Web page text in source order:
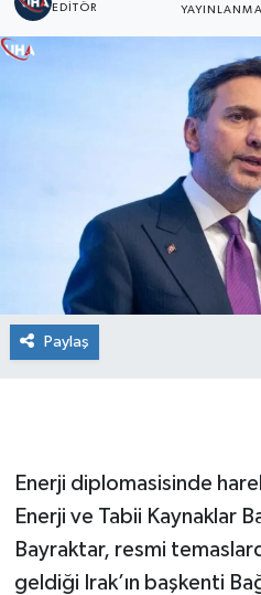
EDITÖR YAYINLANMA
Paylaş
Enerji diplomasisinde
Enerji ve Tabii Kaynaklar
Bayraktar, resmi
geldiği Irak’ın başkenti